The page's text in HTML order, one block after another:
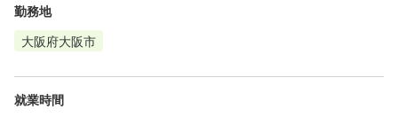
勤務地
大阪府大阪市
就業時間